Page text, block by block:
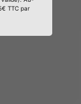
TTC par